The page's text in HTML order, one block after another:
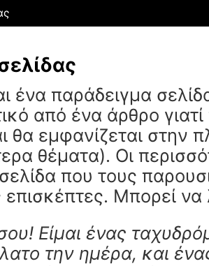
ένα παράδειγμα
από ένα άρθρο
θα εμφανίζεται στην
θέματα). Οι
που τους
επισκέπτες. Μπορεί να
Είμαι ένας
την ημέρα, και